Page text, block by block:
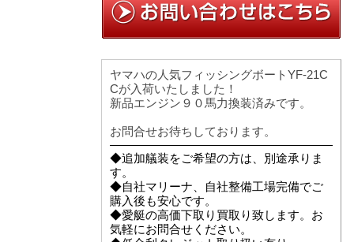
ヤマハの人気フィッシングボートYF-21C
Cが入荷いたしました！
新品エンジン９０馬力換装済みです。
お問合せお待ちしております。
◆追加艤装をご希望の方は、別途承りま
す。
◆自社マリーナ、自社整備工場完備でご
購入後も安心です。
◆愛艇の高価下取り買取り致します。お
気軽にお問合せください。